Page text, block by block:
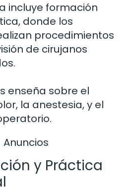
incluye formación
donde los
procedimientos
de cirujanos
enseña sobre el
la anestesia, y el
Anuncios
y Práctica